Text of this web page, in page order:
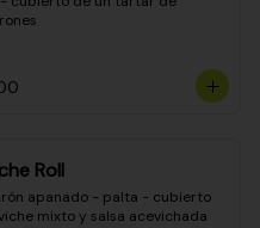
Roll
apanado - palta - cubierto
mixto y salsa acevichada